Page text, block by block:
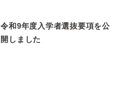
令和9年度入学者選抜要項を公
開しました